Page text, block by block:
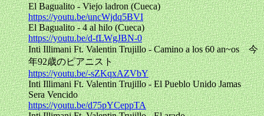
El Bagualito - Viejo ladron (Cueca)
https://youtu.be/uncWjdq5BVI
El Bagualito - 4 al hilo (Cueca)
https://youtu.be/d-fLWgJBN-0
Inti Illimani Ft. Valentin Trujillo - Camino a los 60 an~os 今
年92歳のピアニスト
https://youtu.be/-sZKqxAZVbY
Inti Illimani Ft. Valentin Trujillo - El Pueblo Unido Jamas
Sera Vencido
https://youtu.be/d75pYCeppTA